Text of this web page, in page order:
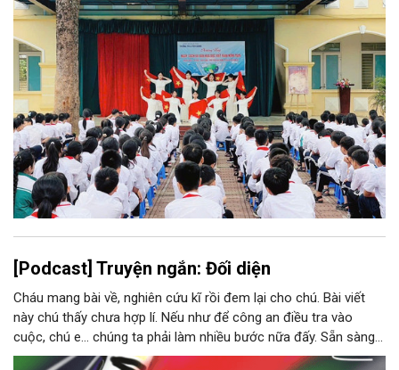
[Podcast] Truyện ngắn: Đối diện
Cháu mang bài về, nghiên cứu kĩ rồi đem lại cho chú. Bài viết
này chú thấy chưa hợp lí. Nếu như để công an điều tra vào
cuộc, chú e… chúng ta phải làm nhiều bước nữa đấy. Sẵn sàng
thì tiếp tục nhé! Chú Minh cầm tập bài viết đưa lại cho Thy. Cô